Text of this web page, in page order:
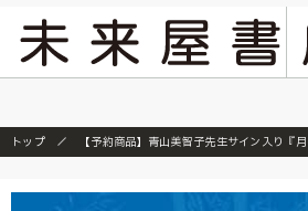
『ONE PIECE
トップ 【予約商品】青山美智子先生サイン入り『月